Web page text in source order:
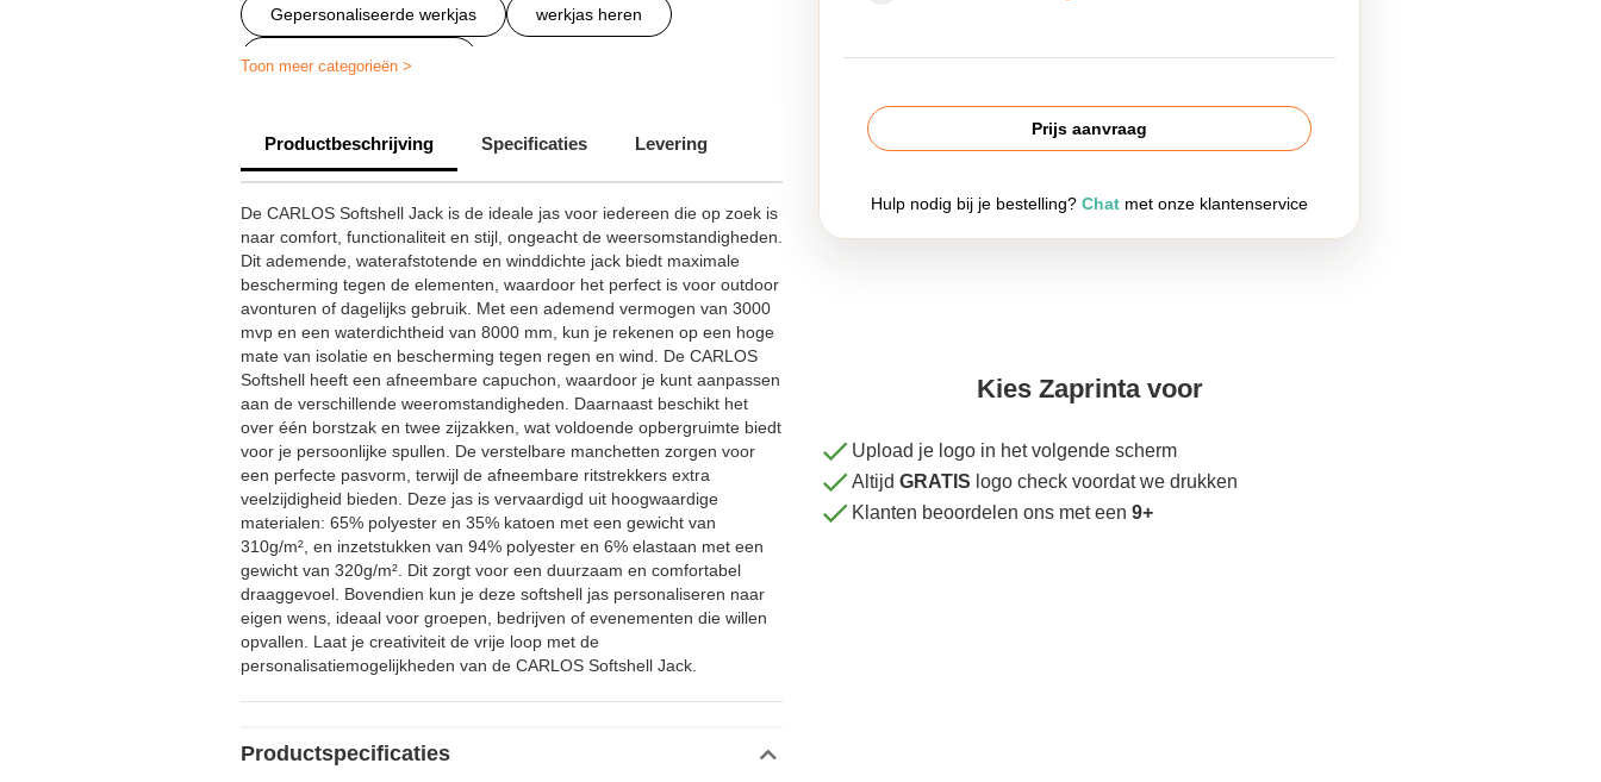
Gepersonaliseerde werkjas werkjas heren
Werk jassen bedrukken
Herock jassen bedrukken
Toon meer categorieën >
Productbeschrijving Specificaties Levering
De CARLOS Softshell Jack is de ideale jas voor iedereen die op zoek is
naar comfort, functionaliteit en stijl, ongeacht de weersomstandigheden.
Dit ademende, waterafstotende en winddichte jack biedt maximale
bescherming tegen de elementen, waardoor het perfect is voor outdoor
avonturen of dagelijks gebruik. Met een ademend vermogen van 3000
mvp en een waterdichtheid van 8000 mm, kun je rekenen op een hoge
mate van isolatie en bescherming tegen regen en wind. De CARLOS
Softshell heeft een afneembare capuchon, waardoor je kunt aanpassen
aan de verschillende weeromstandigheden. Daarnaast beschikt het
over één borstzak en twee zijzakken, wat voldoende opbergruimte biedt
voor je persoonlijke spullen. De verstelbare manchetten zorgen voor
een perfecte pasvorm, terwijl de afneembare ritstrekkers extra
veelzijdigheid bieden. Deze jas is vervaardigd uit hoogwaardige
materialen: 65% polyester en 35% katoen met een gewicht van
310g/m², en inzetstukken van 94% polyester en 6% elastaan met een
gewicht van 320g/m². Dit zorgt voor een duurzaam en comfortabel
draaggevoel. Bovendien kun je deze softshell jas personaliseren naar
eigen wens, ideaal voor groepen, bedrijven of evenementen die willen
opvallen. Laat je creativiteit de vrije loop met de
personalisatiemogelijkheden van de CARLOS Softshell Jack.
Productspecificaties
Prijs aanvraag
Hulp nodig bij je bestelling? Chat met onze klantenservice
Kies Zaprinta voor
Upload je logo in het volgende scherm
Altijd GRATIS logo check voordat we drukken
Klanten beoordelen ons met een 9+